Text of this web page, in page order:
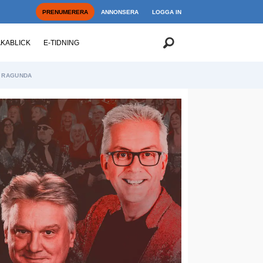
PRENUMERERA ANNONSERA LOGGA IN
E-TIDNING
RAGUNDA